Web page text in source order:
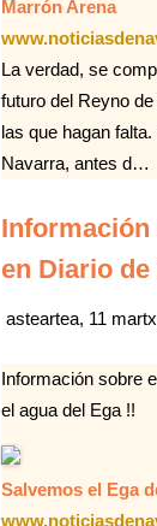
Marrón Arena
La verdad, se
futuro del Reyno
las que hagan
Navarra, antes d…
Información
en Diario
asteartea, 11
Información sobre
el agua del Ega !!
Salvemos el Ega